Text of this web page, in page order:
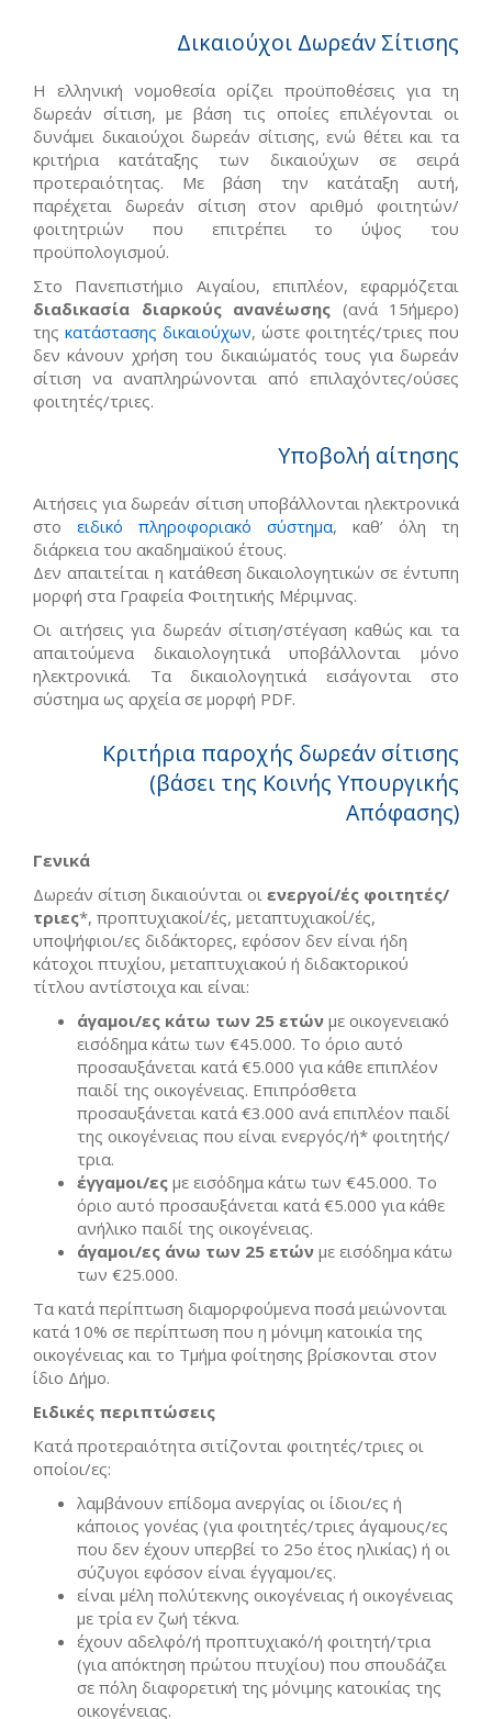
Δικαιούχοι Δωρεάν Σίτισης
Η ελληνική νομοθεσία ορίζει προϋποθέσεις για τη
δωρεάν σίτιση, με βάση τις οποίες επιλέγονται οι
δυνάμει δικαιούχοι δωρεάν σίτισης, ενώ θέτει και τα
κριτήρια κατάταξης των δικαιούχων σε σειρά
προτεραιότητας. Με βάση την κατάταξη αυτή,
παρέχεται δωρεάν σίτιση στον αριθμό φοιτητών/
φοιτητριών που επιτρέπει το ύψος του
προϋπολογισμού.
Στο Πανεπιστήμιο Αιγαίου, επιπλέον, εφαρμόζεται
διαδικασία διαρκούς ανανέωσης (ανά 15ήμερο)
της κατάστασης δικαιούχων, ώστε φοιτητές/τριες που
δεν κάνουν χρήση του δικαιώματός τους για δωρεάν
σίτιση να αναπληρώνονται από επιλαχόντες/ούσες
φοιτητές/τριες.
Υποβολή αίτησης
Αιτήσεις για δωρεάν σίτιση υποβάλλονται ηλεκτρονικά
στο ειδικό πληροφοριακό σύστημα, καθ’ όλη τη
διάρκεια του ακαδημαϊκού έτους.
Δεν απαιτείται η κατάθεση δικαιολογητικών σε έντυπη
μορφή στα Γραφεία Φοιτητικής Μέριμνας.
Οι αιτήσεις για δωρεάν σίτιση/στέγαση καθώς και τα
απαιτούμενα δικαιολογητικά υποβάλλονται μόνο
ηλεκτρονικά. Τα δικαιολογητικά εισάγονται στο
σύστημα ως αρχεία σε μορφή PDF.
Κριτήρια παροχής δωρεάν σίτισης
(βάσει της Κοινής Υπουργικής
Απόφασης)
Γενικά
Δωρεάν σίτιση δικαιούνται οι ενεργοί/ές φοιτητές/
τριες*, προπτυχιακοί/ές, μεταπτυχιακοί/ές,
υποψήφιοι/ες διδάκτορες, εφόσον δεν είναι ήδη
κάτοχοι πτυχίου, μεταπτυχιακού ή διδακτορικού
τίτλου αντίστοιχα και είναι:
άγαμοι/ες κάτω των 25 ετών με οικογενειακό
εισόδημα κάτω των €45.000. Το όριο αυτό
προσαυξάνεται κατά €5.000 για κάθε επιπλέον
παιδί της οικογένειας. Επιπρόσθετα
προσαυξάνεται κατά €3.000 ανά επιπλέον παιδί
της οικογένειας που είναι ενεργός/ή* φοιτητής/
τρια.
έγγαμοι/ες με εισόδημα κάτω των €45.000. Το
όριο αυτό προσαυξάνεται κατά €5.000 για κάθε
ανήλικο παιδί της οικογένειας.
άγαμοι/ες άνω των 25 ετών με εισόδημα κάτω
των €25.000.
Τα κατά περίπτωση διαμορφούμενα ποσά μειώνονται
κατά 10% σε περίπτωση που η μόνιμη κατοικία της
οικογένειας και το Τμήμα φοίτησης βρίσκονται στον
ίδιο Δήμο.
Ειδικές περιπτώσεις
Κατά προτεραιότητα σιτίζονται φοιτητές/τριες οι
οποίοι/ες:
λαμβάνουν επίδομα ανεργίας οι ίδιοι/ες ή
κάποιος γονέας (για φοιτητές/τριες άγαμους/ες
που δεν έχουν υπερβεί το 25ο έτος ηλικίας) ή οι
σύζυγοι εφόσον είναι έγγαμοι/ες.
είναι μέλη πολύτεκνης οικογένειας ή οικογένειας
με τρία εν ζωή τέκνα.
έχουν αδελφό/ή προπτυχιακό/ή φοιτητή/τρια
(για απόκτηση πρώτου πτυχίου) που σπουδάζει
σε πόλη διαφορετική της μόνιμης κατοικίας της
οικογένειας.